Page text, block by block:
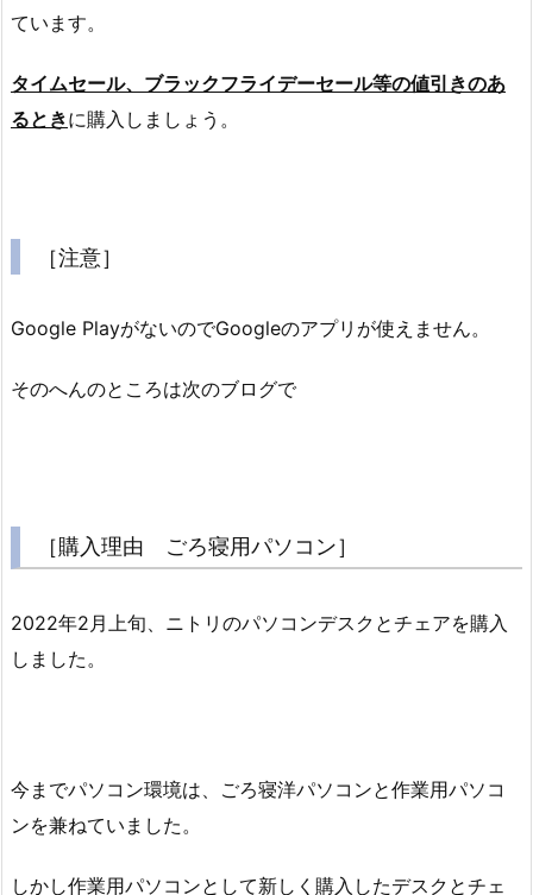
ています。
タイムセール、ブラックフライデーセール等の値引きのあ
るときに購入しましょう。
［注意］
Google PlayがないのでGoogleのアプリが使えません。
そのへんのところは次のブログで
［購入理由 ごろ寝用パソコン］
2022年2月上旬、ニトリのパソコンデスクとチェアを購入
しました。
今までパソコン環境は、ごろ寝洋パソコンと作業用パソコ
ンを兼ねていました。
しかし作業用パソコンとして新しく購入したデスクとチェ